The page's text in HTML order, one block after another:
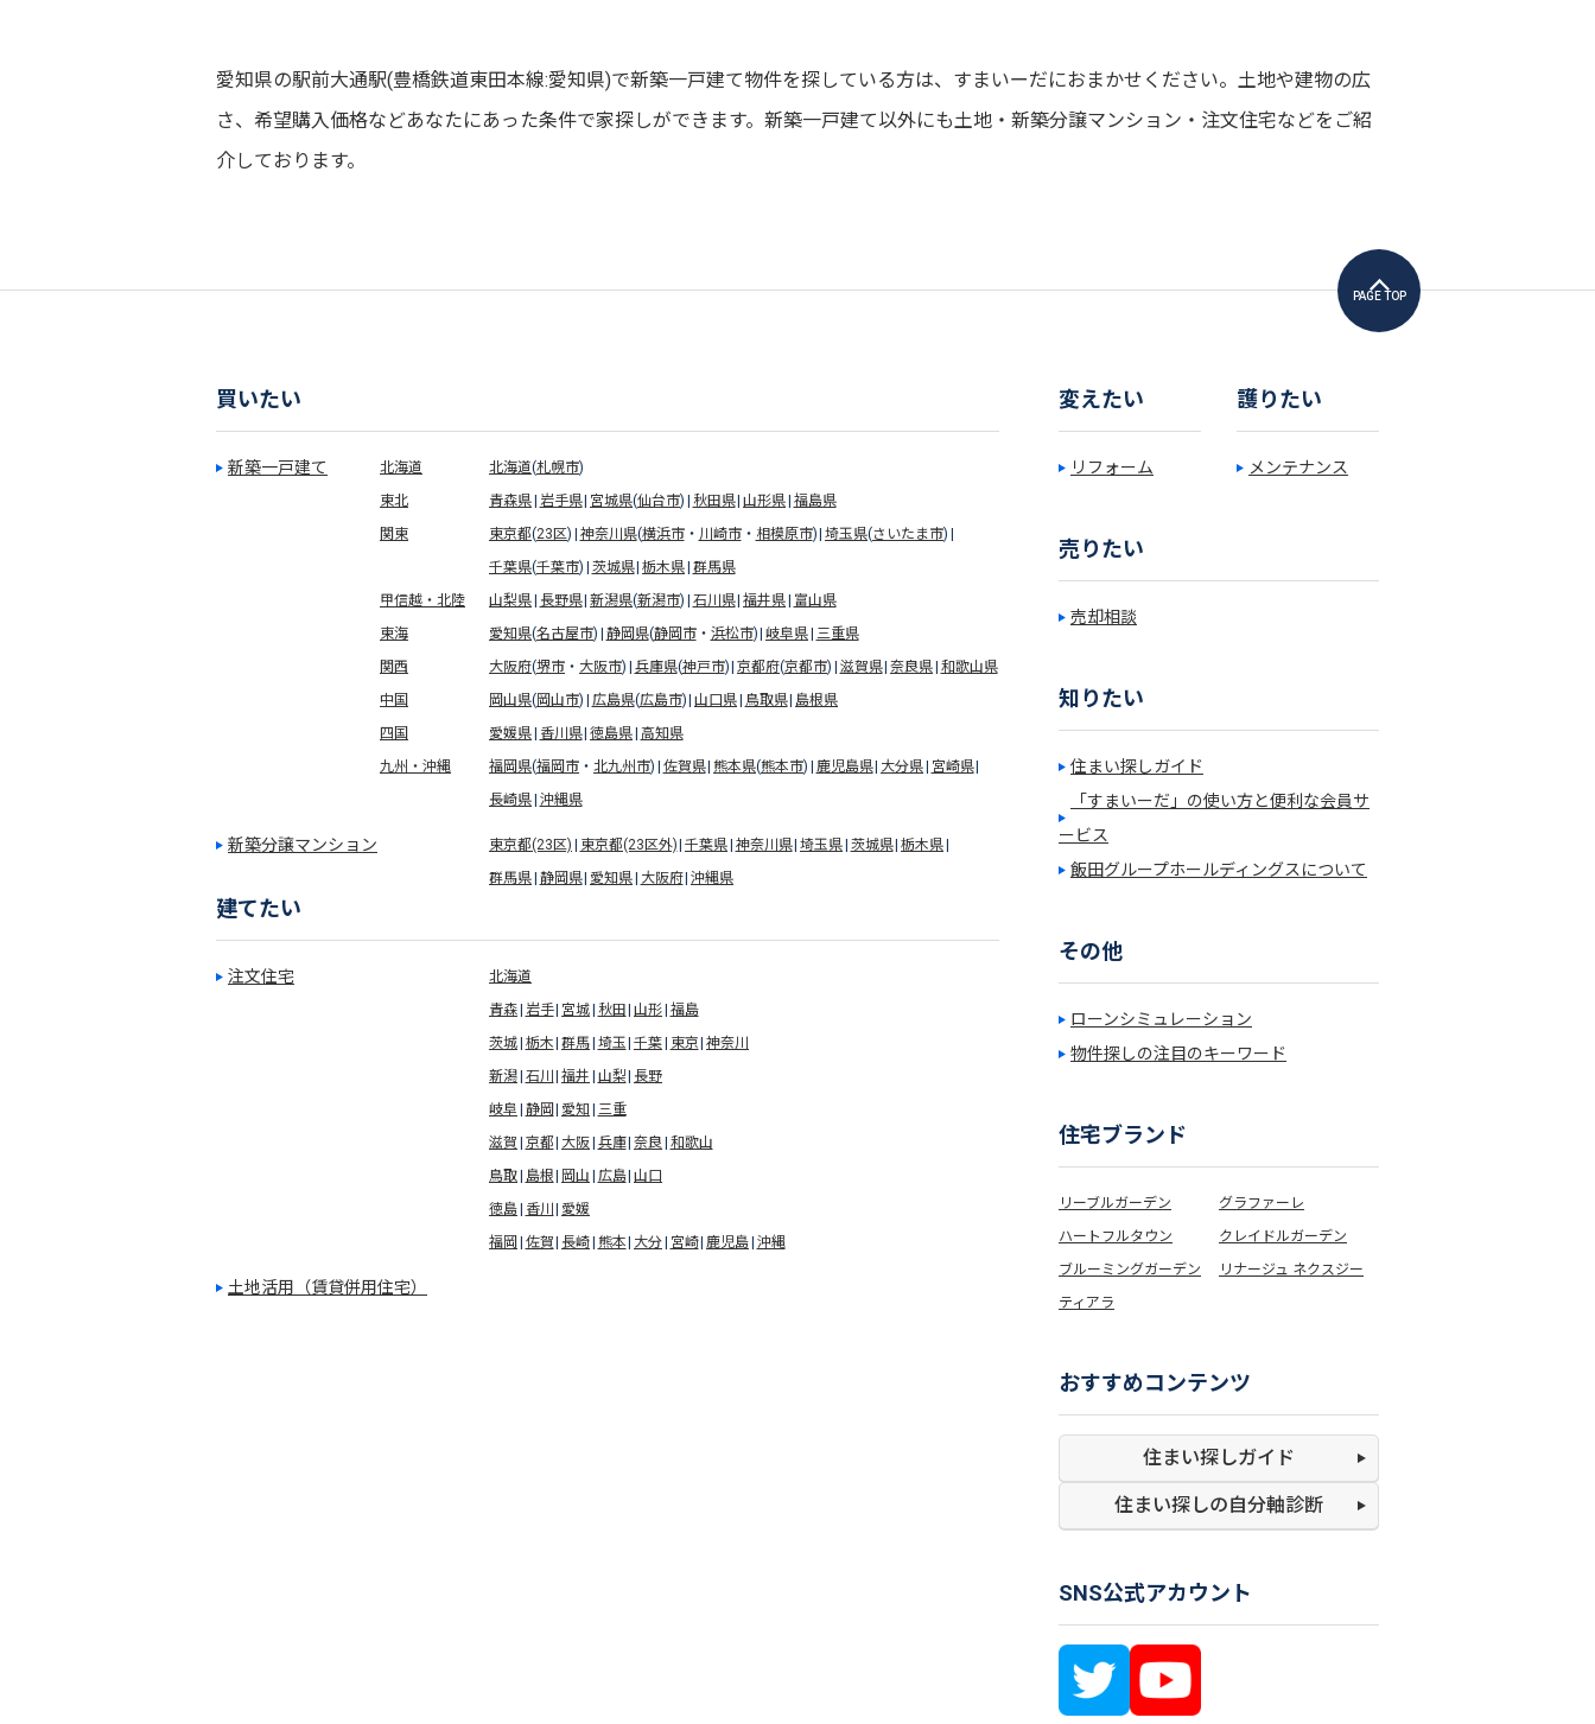
愛知県の駅前大通駅(豊橋鉄道東田本線:愛知県)で新築一戸建て物件を探している方は、すまいーだにおまかせください。土地や建物の広
さ、希望購入価格などあなたにあった条件で家探しができます。新築一戸建て以外にも土地・新築分譲マンション・注文住宅などをご紹
介しております。
PAGE TOP
買いたい
新築一戸建て 北海道 北海道(札幌市)
東北
青森県 岩手県 宮城県(仙台市) 秋田県 山形県 福島県
関東
東京都(23区) 神奈川県(横浜市・ 川崎市・ 相模原市) 埼玉県(さいたま市)
千葉県(千葉市) 茨城県 栃木県 群馬県
甲信越・北陸
山梨県 長野県 新潟県(新潟市) 石川県 福井県 富山県
東海
愛知県(名古屋市) 静岡県(静岡市・ 浜松市) 岐阜県 三重県
関西
大阪府(堺市 ・ 大阪市) 兵庫県(神戸市) 京都府(京都市) 滋賀県 奈良県 和歌山県
中国
岡山県(岡山市) 広島県(広島市) 山口県 鳥取県 島根県
四国
愛媛県 香川県 徳島県 高知県
九州・沖縄
福岡県(福岡市 ・ 北九州市) 佐賀県 熊本県(熊本市) 鹿児島県 大分県 宮崎県
長崎県 沖縄県
新築分譲マンション 東京都(23区) 東京都(23区外) 千葉県 神奈川県 埼玉県 茨城県 栃木県
群馬県 静岡県 愛知県 大阪府 沖縄県
建てたい
注文住宅
北海道
青森 岩手 宮城 秋田 山形 福島
茨城 栃木 群馬 埼玉 千葉 東京 神奈川
新潟 石川 福井 山梨 長野
岐阜 静岡 愛知
三重
滋賀 京都 大阪 兵庫 奈良 和歌山
鳥取 島根 岡山 広島 山口
徳島 香川
愛媛
福岡
佐賀 長崎 熊本 大分 宮崎 鹿児島 沖縄
土地活用（賃貸併用住宅）
変えたい
リフォーム
護りたい
メンテナンス
売りたい
売却相談
知りたい
住まい探しガイド
「すまいーだ」の使い方と便利な会員サ
ービス
飯田グループホールディングスについて
その他
ローンシミュレーション
物件探しの注目のキーワード
住宅ブランド
リーブルガーデン
グラファーレ
ハートフルタウン
クレイドルガーデン
ブルーミングガーデン
リナージュ ネクスジー
ティアラ
おすすめコンテンツ
住まい探しガイド
住まい探しの自分軸診断
SNS公式アカウント